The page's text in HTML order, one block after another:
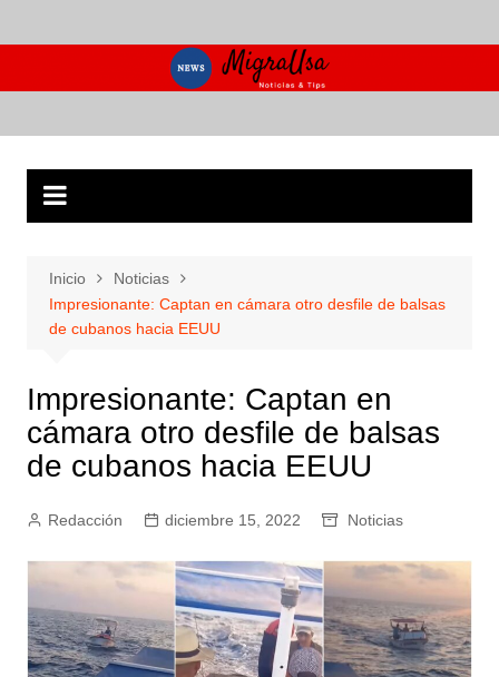
al
Inicio
Noticias
Impresionante: Captan en cámara otro desfile de balsas
de cubanos hacia EEUU
Impresionante: Captan en
cámara otro desfile de balsas
de cubanos hacia EEUU
Redacción diciembre 15, 2022 Noticias